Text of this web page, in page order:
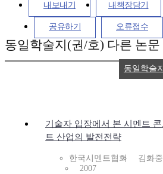
내보내기 내책장담기
공유하기 오류접수
동일학술지(권/호) 다른 논문
기술자 입장에서 본 시멘트 콘
트 산업의 발전전략
한국시멘트협회
김화중
2007
동일학술